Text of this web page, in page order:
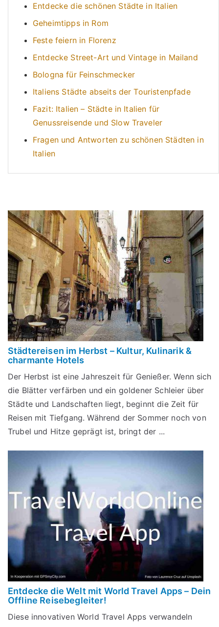
Entdecke die schönen Städte in Italien
Geheimtipps in Rom
Feste feiern in Florenz
Entdecke Street-Art und Vintage in Mailand
Bologna für Feinschmecker
Italiens Städte abseits der Touristenpfade
Fazit: Italien – Städte in Italien für
Genussreisende und Slow Traveler
Fragen und Antworten zu schönen Städten in
Italien
Städtereisen im Herbst – Kultur, Kulinarik &
charmante Hotels
Der Herbst ist eine Jahreszeit für Genießer. Wenn sich
die Blätter verfärben und ein goldener Schleier über
Städte und Landschaften liegt, beginnt die Zeit für
Reisen mit Tiefgang. Während der Sommer noch von
Trubel und Hitze geprägt ist, bringt der ...
Entdecke die Welt mit World Travel Apps – Dein
Offline Reisebegleiter!
Diese innovativen World Travel Apps verwandeln